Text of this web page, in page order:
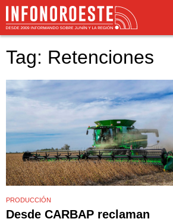
Tag: Retenciones
PRODUCCIÓN
Desde CARBAP reclaman